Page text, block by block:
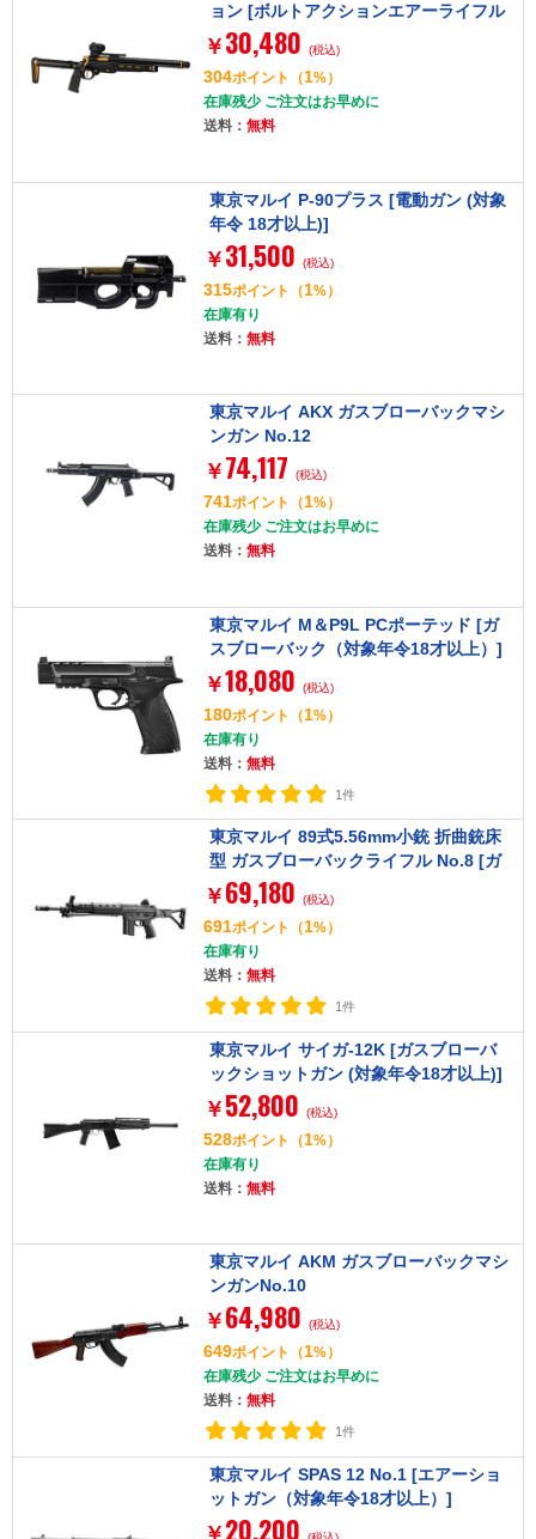
ョン [ボルトアクションエアーライフル
(対象年令18才以上)]
￥ 30,480 (税込)
304ポイント （1%）
在庫残少 ご注文はお早めに
送料： 無料
東京マルイ P-90プラス [電動ガン (対象
年令 18才以上)]
￥ 31,500 (税込)
315ポイント （1%）
在庫有り
送料： 無料
東京マルイ AKX ガスブローバックマシ
ンガン No.12
￥ 74,117 (税込)
741ポイント （1%）
在庫残少 ご注文はお早めに
送料： 無料
東京マルイ M＆P9L PCポーテッド [ガ
スブローバック（対象年令18才以上）]
￥18,080 (税込)
180ポイント （1%）
在庫有り
送料： 無料
1件
東京マルイ 89式5.56mm小銃 折曲銃床
型 ガスブローバックライフル No.8 [ガ
スブローバック マシンガン(対象年令18
才以上)]
￥ 69,180 (税込)
691ポイント （1%）
在庫有り
送料： 無料
1件
東京マルイ サイガ-12K [ガスブローバ
ックショットガン (対象年令18才以上)]
￥ 52,800 (税込)
528ポイント （1%）
在庫有り
送料： 無料
東京マルイ AKM ガスブローバックマシ
ンガンNo.10
￥ 64,980 (税込)
649ポイント （1%）
在庫残少 ご注文はお早めに
送料： 無料
1件
東京マルイ SPAS 12 No.1 [エアーショ
ットガン（対象年令18才以上）]
￥ 20,200